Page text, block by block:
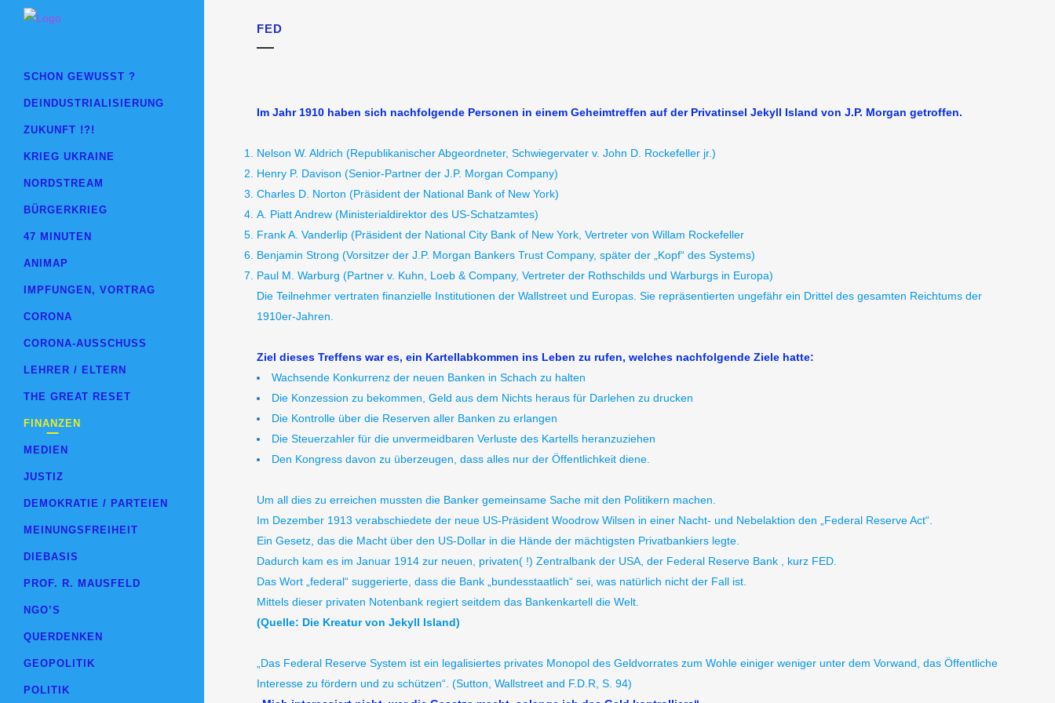
SCHON GEWUSST ?
DEINDUSTRIALISIERUNG
ZUKUNFT !?!
KRIEG UKRAINE
NORDSTREAM
BÜRGERKRIEG
47 MINUTEN
ANIMAP
IMPFUNGEN, VORTRAG
CORONA
CORONA-AUSSCHUSS
LEHRER / ELTERN
THE GREAT RESET
FINANZEN
MEDIEN
JUSTIZ
DEMOKRATIE / PARTEIEN
MEINUNGSFREIHEIT
DIEBASIS
PROF. R. MAUSFELD
NGO’S
QUERDENKEN
GEOPOLITIK
POLITIK
FED
Im Jahr 1910 haben sich nachfolgende Personen in einem Geheimtreffen auf der Privatinsel Jekyll Island von J.P. Morgan getroffen.
Nelson W. Aldrich (Republikanischer Abgeordneter, Schwiegervater v. John D. Rockefeller jr.)
Henry P. Davison (Senior-Partner der J.P. Morgan Company)
Charles D. Norton (Präsident der National Bank of New York)
A. Piatt Andrew (Ministerialdirektor des US-Schatzamtes)
Frank A. Vanderlip (Präsident der National City Bank of New York, Vertreter von Willam Rockefeller
Benjamin Strong (Vorsitzer der J.P. Morgan Bankers Trust Company, später der „Kopf“ des Systems)
Paul M. Warburg (Partner v. Kuhn, Loeb & Company, Vertreter der Rothschilds und Warburgs in Europa)
Die Teilnehmer vertraten finanzielle Institutionen der Wallstreet und Europas. Sie repräsentierten ungefähr ein Drittel des gesamten Reichtums der
1910er-Jahren.
Ziel dieses Treffens war es, ein Kartellabkommen ins Leben zu rufen, welches nachfolgende Ziele hatte:
Wachsende Konkurrenz der neuen Banken in Schach zu halten
Die Konzession zu bekommen, Geld aus dem Nichts heraus für Darlehen zu drucken
Die Kontrolle über die Reserven aller Banken zu erlangen
Die Steuerzahler für die unvermeidbaren Verluste des Kartells heranzuziehen
Den Kongress davon zu überzeugen, dass alles nur der Öffentlichkeit diene.
Um all dies zu erreichen mussten die Banker gemeinsame Sache mit den Politikern machen.
Im Dezember 1913 verabschiedete der neue US-Präsident Woodrow Wilsen in einer Nacht- und Nebelaktion den „Federal Reserve Act“.
Ein Gesetz, das die Macht über den US-Dollar in die Hände der mächtigsten Privatbankiers legte.
Dadurch kam es im Januar 1914 zur neuen, privaten( !) Zentralbank der USA, der Federal Reserve Bank , kurz FED.
Das Wort „federal“ suggerierte, dass die Bank „bundesstaatlich“ sei, was natürlich nicht der Fall ist.
Mittels dieser privaten Notenbank regiert seitdem das Bankenkartell die Welt.
(Quelle: Die Kreatur von Jekyll Island)
„Das Federal Reserve System ist ein legalisiertes privates Monopol des Geldvorrates zum Wohle einiger weniger unter dem Vorwand, das Öffentliche
Interesse zu fördern und zu schützen“. (Sutton, Wallstreet and F.D.R, S. 94)